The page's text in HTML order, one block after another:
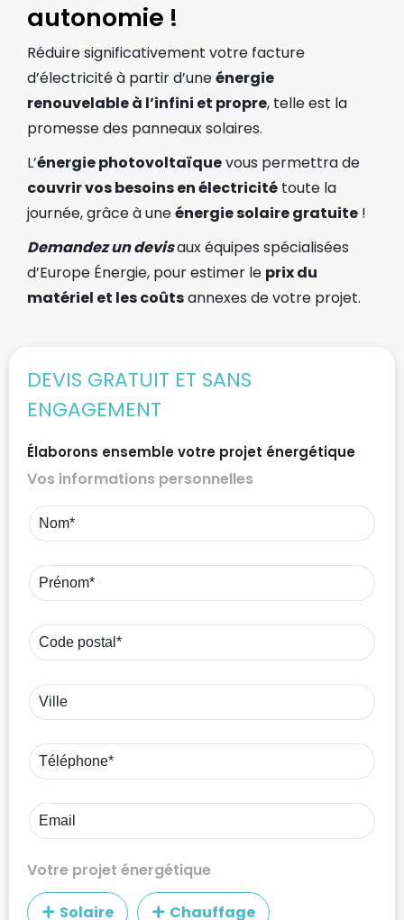
autonomie !​
Réduire significativement votre facture
d’électricité à partir d’uneénergie
renouvelable à l’infini et propre, telle est la
promesse des panneaux solaires.
L’énergie photovoltaïquevous permettra de
couvrir vos besoins en électricité toute la
journée, grâce à uneénergie solaire gratuite !
Demandez un devisaux équipes spécialisées
d’Europe Énergie, pour estimer le prix du
matériel et les coûtsannexes de votre projet.
DEVIS GRATUIT ET SANS
ENGAGEMENT
Élaborons ensemble votre projet énergétique
Vos informations personnelles
Votre projet énergétique
Solaire Chauffage